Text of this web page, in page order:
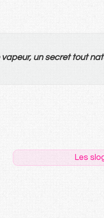
vapeur, un secret tout
Les